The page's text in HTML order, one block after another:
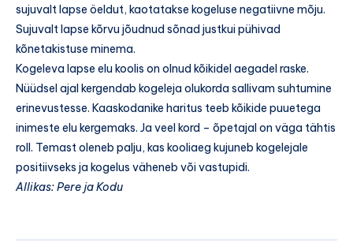
sujuvalt lapse öeldut, kaotatakse kogeluse negatiivne mõju.
Sujuvalt lapse kõrvu jõudnud sõnad justkui pühivad
kõnetakistuse minema.
Kogeleva lapse elu koolis on olnud kõikidel aegadel raske.
Nüüdsel ajal kergendab kogeleja olukorda sallivam suhtumine
erinevustesse. Kaaskodanike haritus teeb kõikide puuetega
inimeste elu kergemaks. Ja veel kord – õpetajal on väga tähtis
roll. Temast oleneb palju, kas kooliaeg kujuneb kogelejale
positiivseks ja kogelus väheneb või vastupidi.
Allikas: Pere ja Kodu